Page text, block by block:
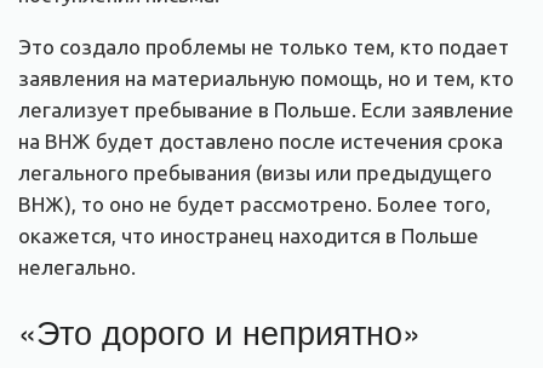
Это создало проблемы не только тем, кто подает
заявления на материальную помощь, но и тем, кто
легализует пребывание в Польше. Если заявление
на ВНЖ будет доставлено после истечения срока
легального пребывания (визы или предыдущего
ВНЖ), то оно не будет рассмотрено. Более того,
окажется, что иностранец находится в Польше
нелегально.
«Это дорого и неприятно»